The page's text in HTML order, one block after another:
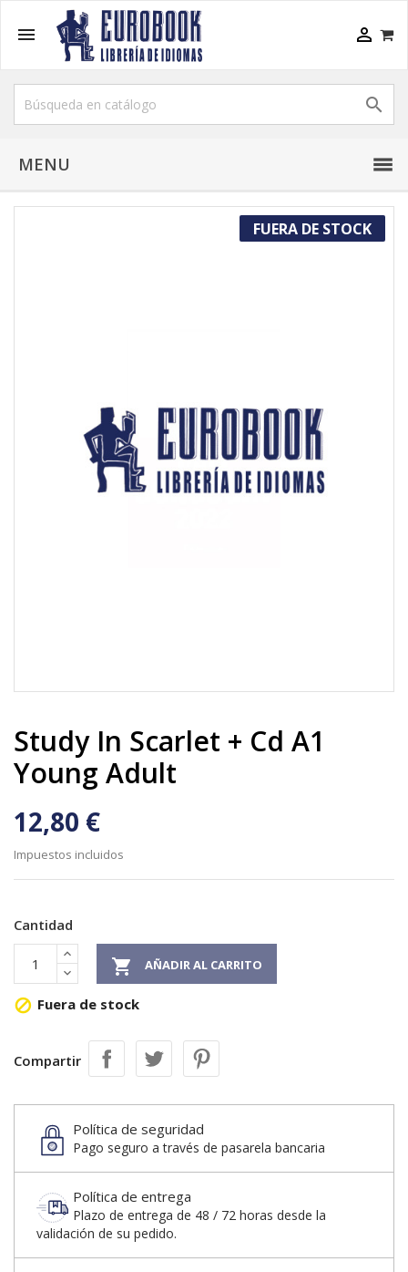
 

MENU
FUERA DE STOCK
Study In Scarlet + Cd A1
Young Adult
12,80 €
Impuestos incluidos
Cantidad
 AÑADIR AL CARRITO
 Fuera de stock
Compartir
Política de seguridad
Pago seguro a través de pasarela bancaria
Política de entrega
Plazo de entrega de 48 / 72 horas desde la
validación de su pedido.